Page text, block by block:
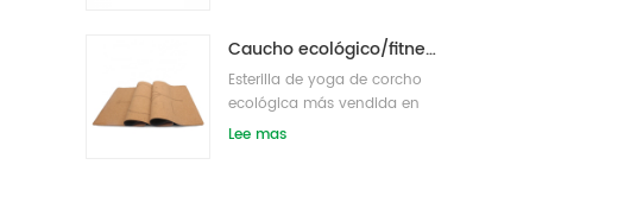
Caucho ecológico/fitness/esterilla de yoga de corcho personalizada/esterillas de ejercicio de corcho
Esterilla de yoga de corcho
ecológica más vendida en
Amazon
Lee mas